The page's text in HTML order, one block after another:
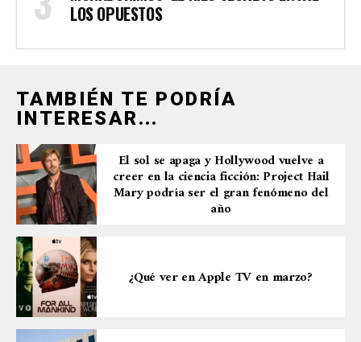
LOS OPUESTOS
TAMBIÉN TE PODRÍA
INTERESAR...
El sol se apaga y Hollywood vuelve a
creer en la ciencia ficción: Project Hail
Mary podría ser el gran fenómeno del
año
¿Qué ver en Apple TV en marzo?